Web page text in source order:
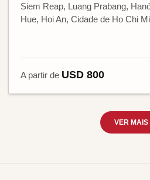
Siem Reap, Luang Prabang,
Hue, Hoi An, Cidade de Ho Chi
A partir de USD 800
VER MAIS